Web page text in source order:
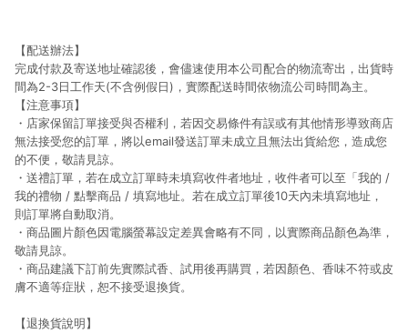
【配送辦法】
完成付款及寄送地址確認後，會儘速使用本公司配合的物流寄出，出貨時
間為2-3日工作天(不含例假日)，實際配送時間依物流公司時間為主。
【注意事項】
・店家保留訂單接受與否權利，若因交易條件有誤或有其他情形導致商店
無法接受您的訂單，將以email發送訂單未成立且無法出貨給您，造成您
的不便，敬請見諒。
・送禮訂單，若在成立訂單時未填寫收件者地址，收件者可以至「我的 /
我的禮物 / 點擊商品 / 填寫地址。若在成立訂單後10天內未填寫地址，
則訂單將自動取消。
・商品圖片顏色因電腦螢幕設定差異會略有不同，以實際商品顏色為準，
敬請見諒。
・商品建議下訂前先實際試香、試用後再購買，若因顏色、香味不符或皮
膚不適等症狀，恕不接受退換貨。
【退換貨說明】